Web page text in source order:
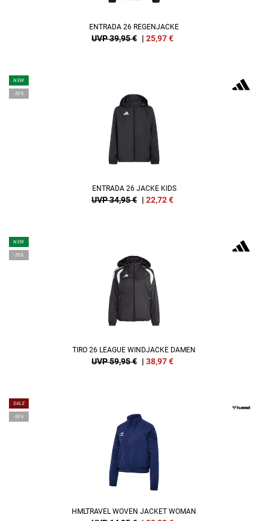
ENTRADA 26 REGENJACKE
UVP 39,95 € | 25,97€
NEW
-35%
ENTRADA 26 JACKE KIDS
UVP 34,95 € | 22,72€
NEW
-35%
TIRO 26 LEAGUE WINDJACKE DAMEN
UVP 59,95 € | 38,97€
SALE
-55%
HMLTRAVEL WOVEN JACKET WOMAN